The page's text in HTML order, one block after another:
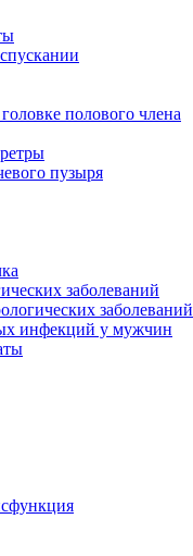
полового члена
пузыря
заболеваний
заболеваний
инфекций у мужчин